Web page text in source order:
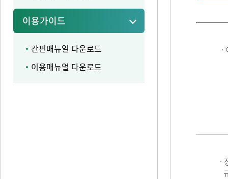
이용가이드
간편매뉴얼 다운로드
이용매뉴얼 다운로드
·
·